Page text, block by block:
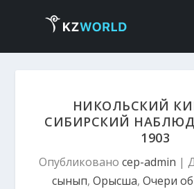
НИКОЛЬСКИЙ
СИБИРСКИЙ
1903
Опубликовано cep-admin |
сынып, Орысша, Очери